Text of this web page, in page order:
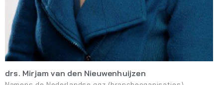
drs. Mirjam van den Nieuwenhuijzen